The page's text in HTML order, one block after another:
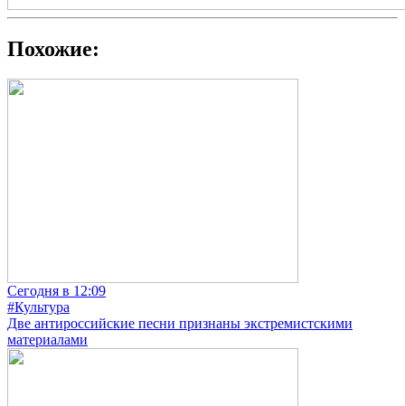
Похожие:
Сегодня в 12:09
#Культура
Две антироссийские песни признаны экстремистскими
материалами